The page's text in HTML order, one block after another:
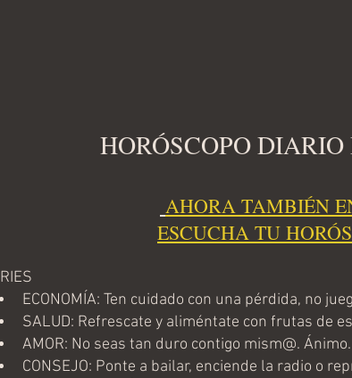
HORÓSCOPO
AHORA TAMBIÉN
ESCUCHA TU
ECONOMÍA: Ten cuidado con una pérdida, no
SALUD: Refrescate y aliméntate con frutas de
AMOR: No seas tan duro contigo mism@. Ánimo.
CONSEJO: Ponte a bailar, enciende la radio o